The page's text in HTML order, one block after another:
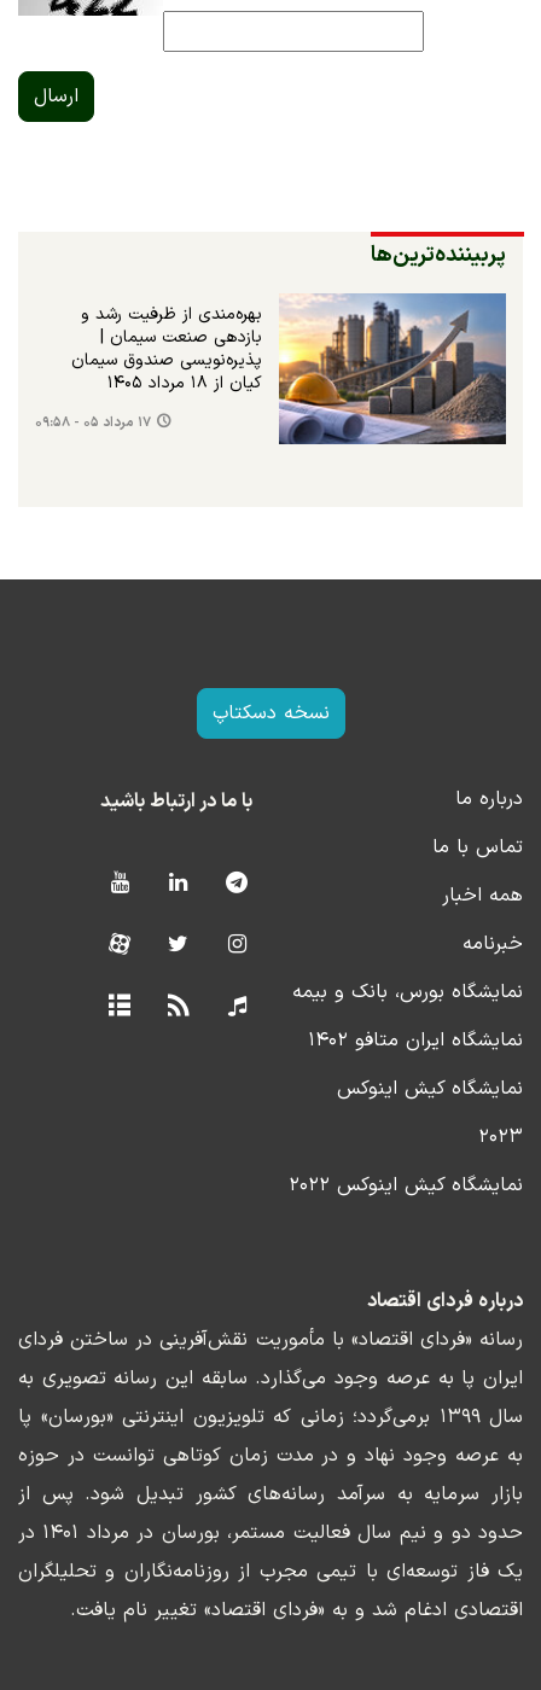
ارسال
پربیننده‌ترین‌ها
بهره‌مندی از ظرفیت رشد و
بازدهی صنعت سیمان |
پذیره‌نویسی صندوق سیمان
کیان از ۱۸ مرداد ۱۴۰۵
۱۷ مرداد ۰۵ - ۰۹:۵۸
نسخه دسکتاپ
درباره ما
تماس با ما
همه اخبار
خبرنامه
نمایشگاه بورس، بانک و بیمه
نمایشگاه ایران متافو ۱۴۰۲
نمایشگاه کیش اینوکس
۲۰۲۳
نمایشگاه کیش اینوکس ۲۰۲۲
با ما در ارتباط باشید
درباره فردای اقتصاد
رسانه «فردای اقتصاد» با مأموریت نقش‌آفرینی در ساختن فردای
ایران پا به عرصه وجود می‌گذارد. سابقه این رسانه تصویری به
سال ۱۳۹۹ برمی‌گردد؛ زمانی که تلویزیون اینترنتی «بورسان» پا
به عرصه وجود نهاد و در مدت زمان کوتاهی توانست در حوزه
بازار سرمایه به سرآمد رسانه‌های کشور تبدیل شود. پس از
حدود دو و نیم سال فعالیت مستمر، بورسان در مرداد ۱۴۰۱ در
یک فاز توسعه‌ای با تیمی مجرب از روزنامه‌نگاران و تحلیلگران
اقتصادی ادغام شد و به «فردای اقتصاد» تغییر نام یافت.